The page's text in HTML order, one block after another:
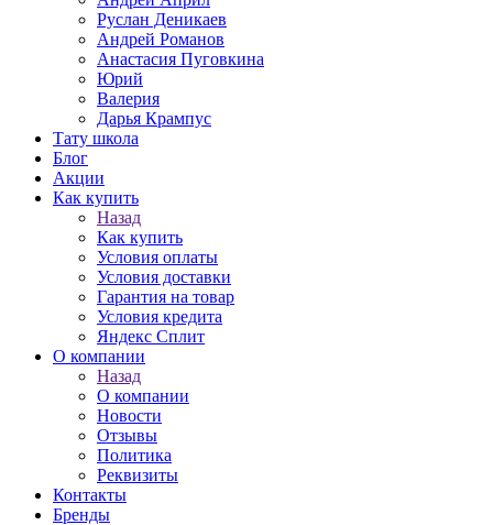
Руслан Деникаев
Андрей Романов
Анастасия Пуговкина
Юрий
Валерия
Дарья Крампус
Тату школа
Блог
Акции
Как купить
Назад
Как купить
Условия оплаты
Условия доставки
Гарантия на товар
Условия кредита
Яндекс Сплит
О компании
Назад
О компании
Новости
Отзывы
Политика
Реквизиты
Контакты
Бренды